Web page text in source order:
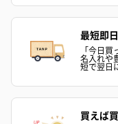
ハンドクリーム3本セッ
最短即
「今日買
名入れや
短で翌日
買えば